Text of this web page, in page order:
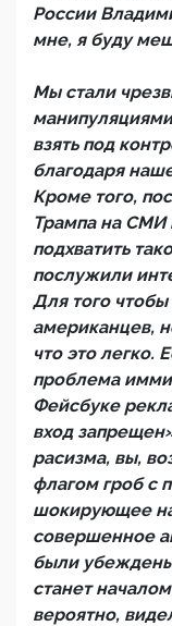
России
мне, я буду
Мы стали
взять под
благодаря
Кроме того,
Трампа на СМИ
подхватить
послужили
Для того чтобы
американцев,
что это легко.
проблема
Фейсбуке
вход
расизма, вы,
флагом гроб с
шокирующее
совершенное
были
станет
вероятно,